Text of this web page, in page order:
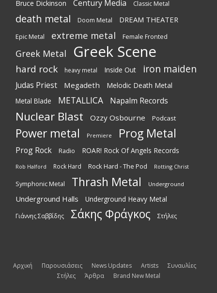
Bruce Dickinson Century Media Classic Metal
death metal Doom Metal DREAM THEATER
Epic Metal extreme metal Female Fronted
Greek Metal Greek Scene
hard rock heavy metal Inside Out iron maiden
Judas Priest Megadeth Melodic Death Metal
Metal Blade METALLICA Napalm Records
Nuclear Blast Ozzy Osbourne Podcast
Power metal Premiere Prog Metal
Prog Rock Radio ROAR! Rock Of Angels Records
Rob Halford Rock Hard Rock Hard - The Pod Rotting Christ
Symphonic Metal Thrash Metal Underground
Underground Halls Underground Heavy Metal
Γιάννης Σαββίδης Σάκης Φράγκος Στήλες
Αρχική Παρουσιάσεις News Updates Artists
Συναυλίες
Στήλες
Άρθρα Brand New Metal